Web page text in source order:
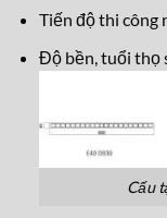
Tiến độ thi công
Độ bền, tuổi thọ
Cấu